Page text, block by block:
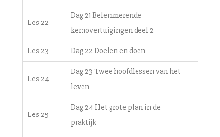
Les 22
Dag 21 Belemmerende
kernovertuigingen deel 2
Les 23 Dag 22 Doelen en doen
Les 24
Dag 23 Twee hoofdlessen van het
leven
Les 25
Dag 24 Het grote plan in de
praktijk